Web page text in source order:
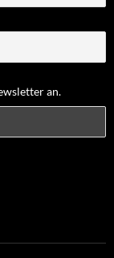
an.